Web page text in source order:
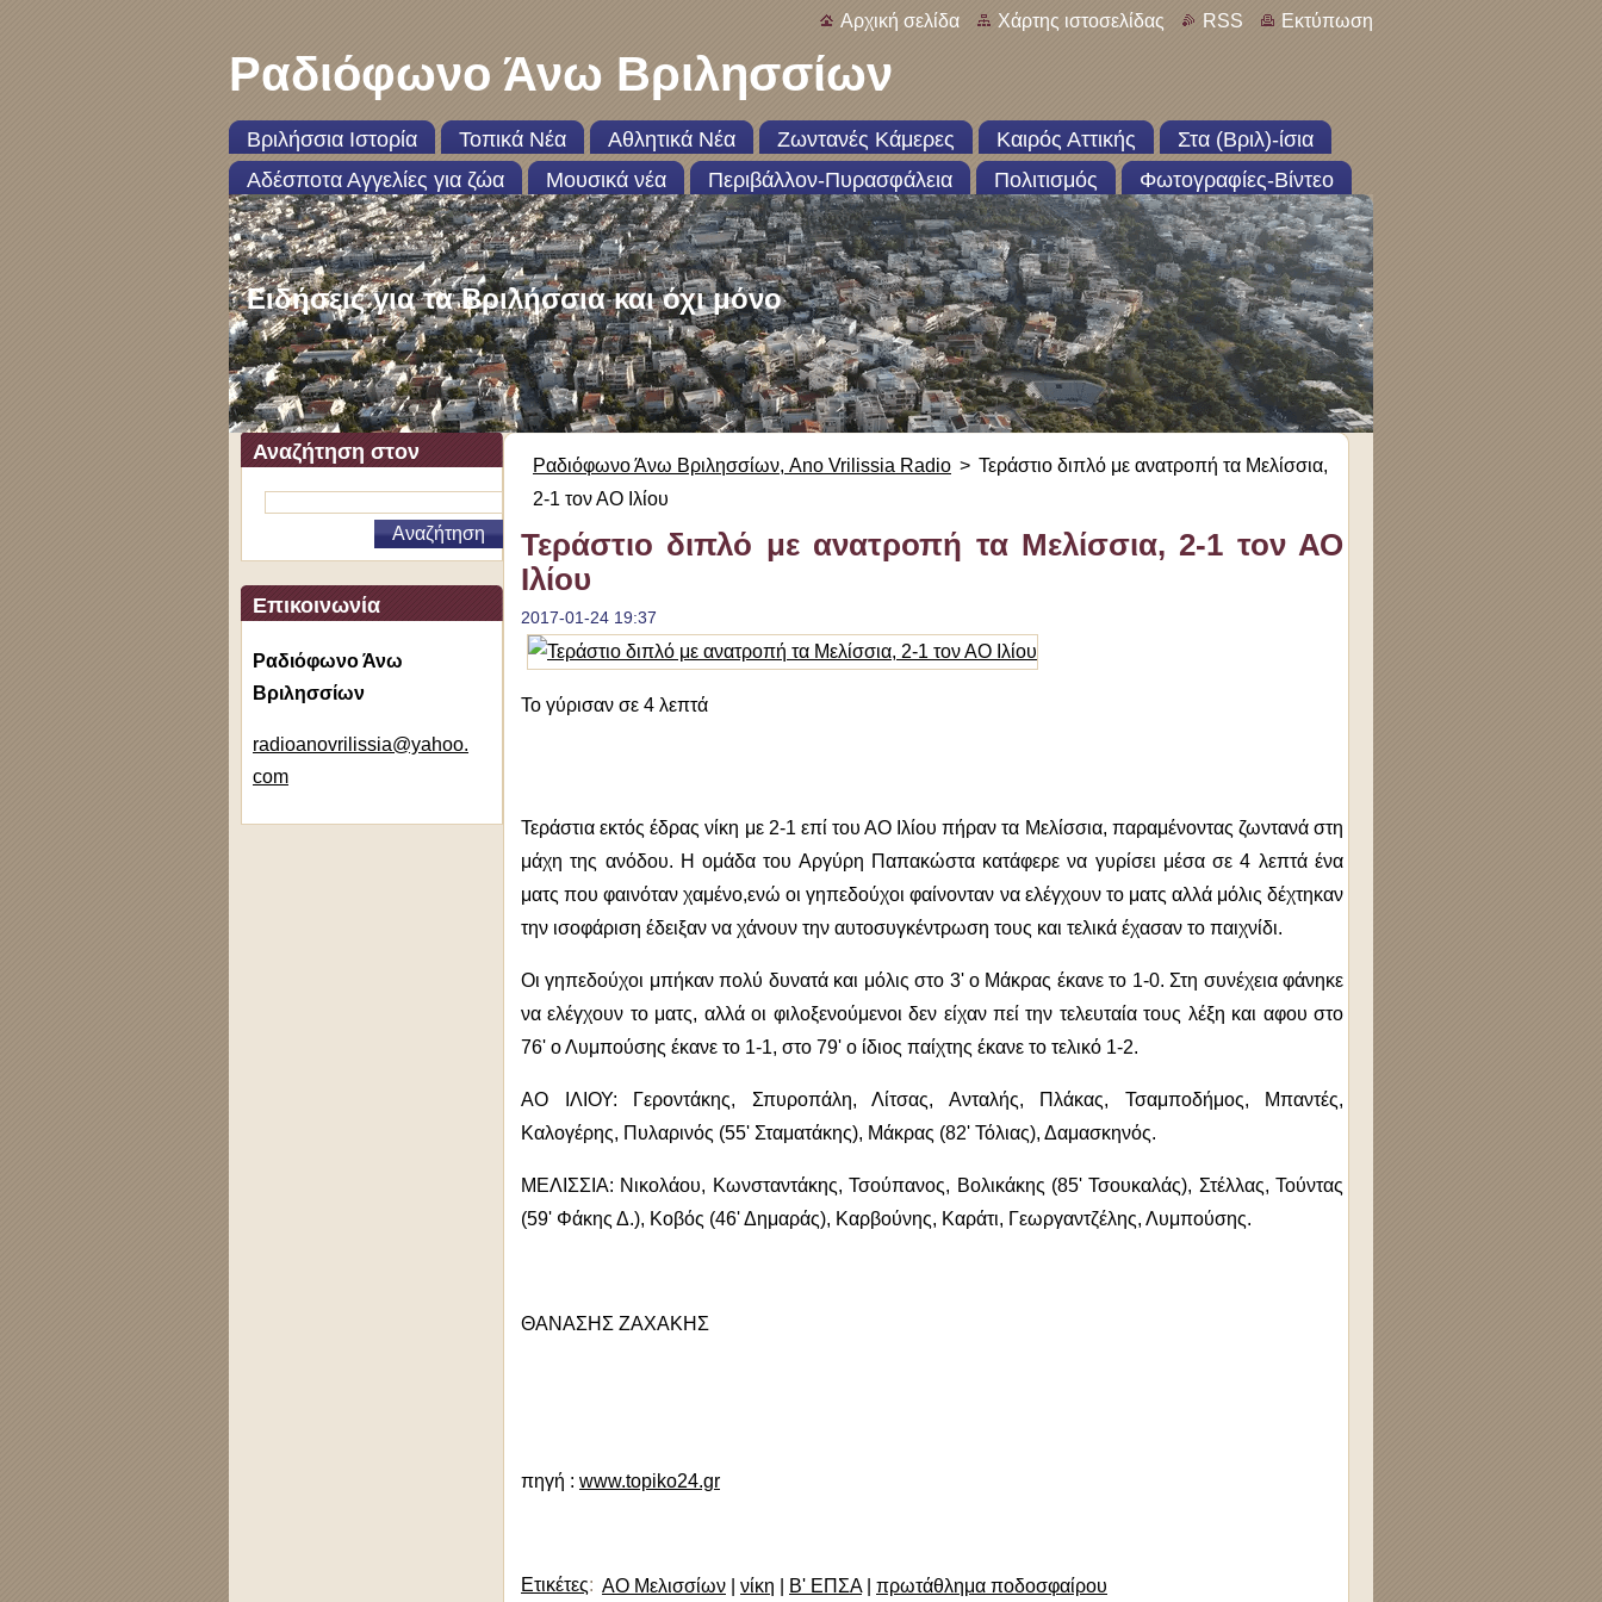
Αρχική σελίδα Χάρτης ιστοσελίδας RSS Εκτύπωση
Ραδιόφωνο Άνω Βριλησσίων
Βριλήσσια Ιστορία Τοπικά Νέα Αθλητικά Νέα Ζωντανές Κάμερες Καιρός Αττικής
Στα (Βριλ)-ίσια
Αδέσποτα Αγγελίες για ζώα
Μουσικά νέα Περιβάλλον-Πυρασφάλεια Πολιτισμός Φωτογραφίες-Βίντεο
Ειδήσεις για τα Βριλήσσια και όχι μόνο
Αναζήτηση στον
ιστότοπο
Επικοινωνία
Ραδιόφωνο Άνω
Βριλησσίων
radioanovrilissia@yahoo.
com
Ραδιόφωνο Άνω Βριλησσίων, Ano Vrilissia Radio > Τεράστιο διπλό με ανατροπή τα Μελίσσια,
2-1 τον ΑΟ Ιλίου
Τεράστιο διπλό με ανατροπή τα Μελίσσια, 2-1 τον ΑΟ
Ιλίου
2017-01-24 19:37
Το γύρισαν σε 4 λεπτά
Τεράστια εκτός έδρας νίκη με 2-1 επί του ΑΟ Ιλίου πήραν τα Μελίσσια, παραμένοντας ζωντανά στη
μάχη της ανόδου. Η ομάδα του Αργύρη Παπακώστα κατάφερε να γυρίσει μέσα σε 4 λεπτά ένα
ματς που φαινόταν χαμένο,ενώ οι γηπεδούχοι φαίνονταν να ελέγχουν το ματς αλλά μόλις δέχτηκαν
την ισοφάριση έδειξαν να χάνουν την αυτοσυγκέντρωση τους και τελικά έχασαν το παιχνίδι.
Οι γηπεδούχοι μπήκαν πολύ δυνατά και μόλις στο 3' ο Μάκρας έκανε το 1-0. Στη συνέχεια φάνηκε
να ελέγχουν το ματς, αλλά οι φιλοξενούμενοι δεν είχαν πεί την τελευταία τους λέξη και αφου στο
76' ο Λυμπούσης έκανε το 1-1, στο 79' ο ίδιος παίχτης έκανε το τελικό 1-2.
ΑΟ ΙΛΙΟΥ: Γεροντάκης, Σπυροπάλη, Λίτσας, Ανταλής, Πλάκας, Τσαμποδήμος, Μπαντές,
Καλογέρης, Πυλαρινός (55' Σταματάκης), Μάκρας (82' Τόλιας), Δαμασκηνός.
ΜΕΛΙΣΣΙΑ: Νικολάου, Κωνσταντάκης, Τσούπανος, Βολικάκης (85' Τσουκαλάς), Στέλλας, Τούντας
(59' Φάκης Δ.), Κοβός (46' Δημαράς), Καρβούνης, Καράτι, Γεωργαντζέλης, Λυμπούσης.
ΘΑΝΑΣΗΣ ΖΑΧΑΚΗΣ
πηγή : www.topiko24.gr
Ετικέτες: ΑΟ Μελισσίων νίκη Β' ΕΠΣΑ πρωτάθλημα ποδοσφαίρου